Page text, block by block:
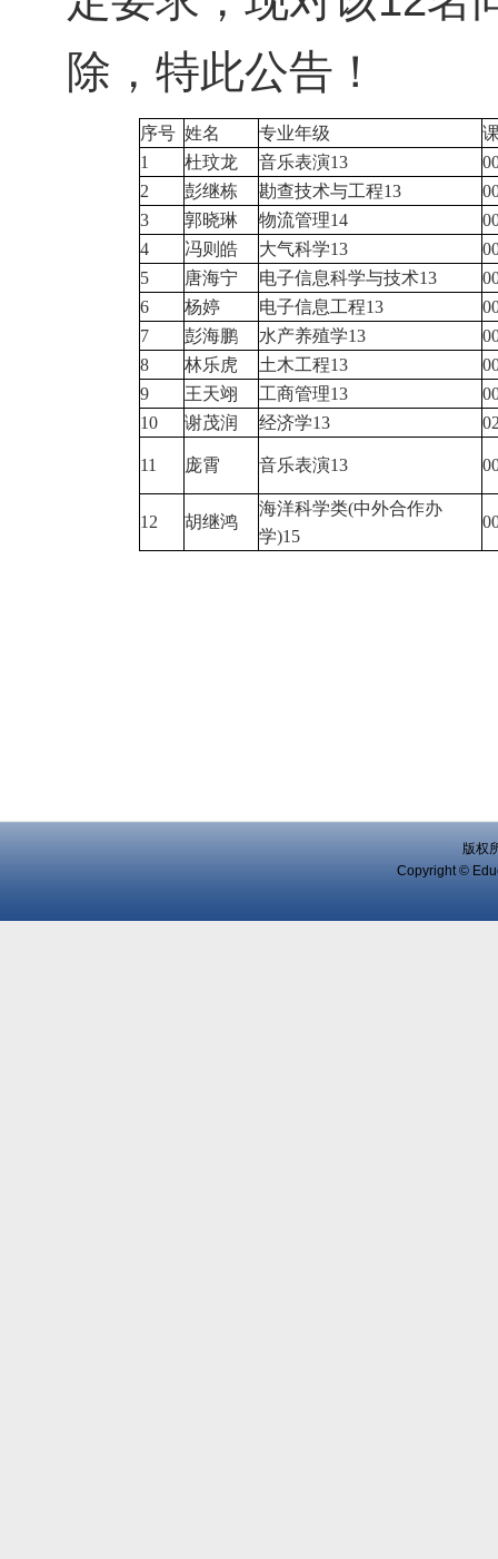
除，特此公告！
序号 姓名 专业年级
1
杜玟龙 音乐表演13
2
彭继栋 勘查技术与工程13
3
郭晓琳 物流管理14
4
冯则皓 大气科学13
5
唐海宁 电子信息科学与技术13
6
杨婷 电子信息工程13
7
彭海鹏 水产养殖学13
8
林乐虎 土木工程13
9
王天翊 工商管理13
10
谢茂润 经济学13
11 庞霄 音乐表演13
12 胡继鸿
海洋科学类(中外合作办
学)15
版权
Copyright ©